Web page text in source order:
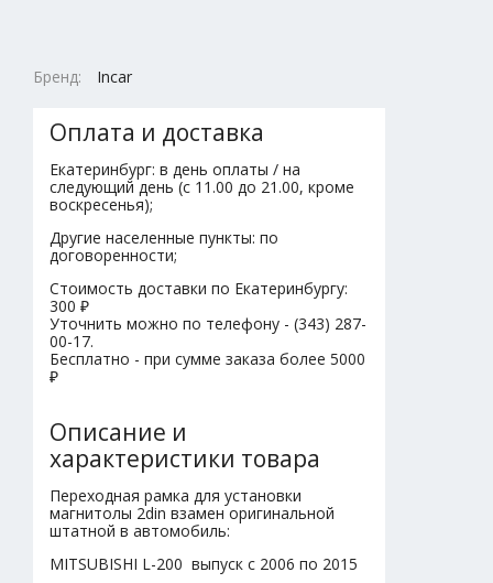
Бренд: Incar
Оплата и доставка
Екатеринбург: в день оплаты / на
следующий день (с 11.00 до 21.00, кроме
воскресенья);
Другие населенные пункты: по
договоренности;
Стоимость доставки по Екатеринбургу:
300 ₽
Уточнить можно по телефону - (343) 287-
00-17.
Бесплатно - при сумме заказа более 5000
₽
Описание и
характеристики товара
Переходная рамка для установки
магнитолы 2din взамен оригинальной
штатной в автомобиль:
MITSUBISHI L-200 выпуск с 2006 по 2015